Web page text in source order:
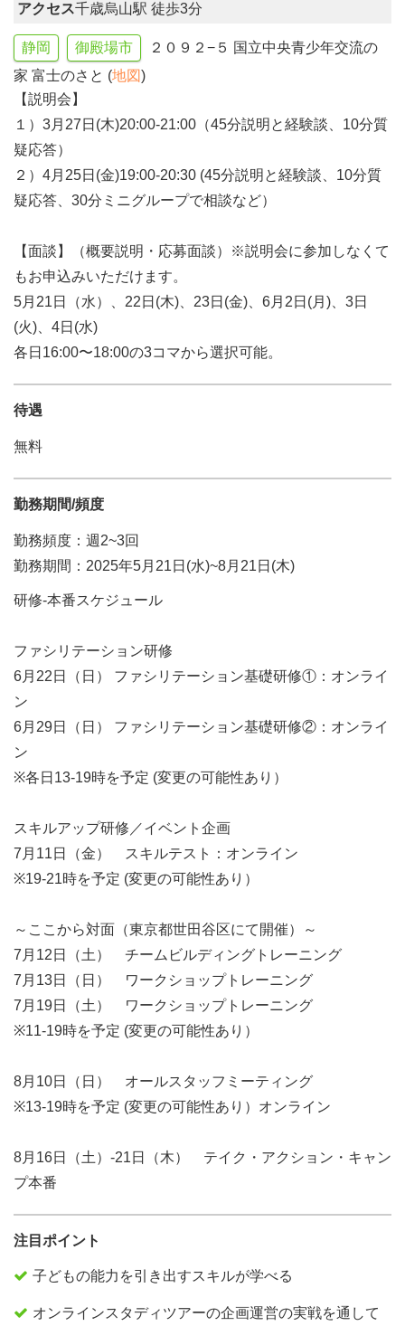
アクセス千歳烏山駅 徒歩3分
静岡 御殿場市
２０９２−５ 国立中央青少年交流の
家 富士のさと (地図)
【説明会】
１）3月27日(木)20:00-21:00（45分説明と経験談、10分質
疑応答）
２）4月25日(金)19:00-20:30 (45分説明と経験談、10分質
疑応答、30分ミニグループで相談など）
【面談】（概要説明・応募面談）※説明会に参加しなくて
もお申込みいただけます。
5月21日（水）、22日(木)、23日(金)、6月2日(月)、3日
(火)、4日(水)
各日16:00〜18:00の3コマから選択可能。
待遇
無料
勤務期間/頻度
勤務頻度：週2~3回
勤務期間：2025年5月21日(水)~8月21日(木)
研修-本番スケジュール
ファシリテーション研修
6月22日（日） ファシリテーション基礎研修①：オンライ
ン
6月29日（日） ファシリテーション基礎研修②：オンライ
ン
※各日13-19時を予定 (変更の可能性あり）
スキルアップ研修／イベント企画
7月11日（金） スキルテスト：オンライン
※19-21時を予定 (変更の可能性あり）
～ここから対面（東京都世田谷区にて開催）～
7月12日（土） チームビルディングトレーニング
7月13日（日） ワークショップトレーニング
7月19日（土） ワークショップトレーニング
※11-19時を予定 (変更の可能性あり）
8月10日（日） オールスタッフミーティング
※13-19時を予定 (変更の可能性あり）オンライン
8月16日（土）-21日（木） テイク・アクション・キャン
プ本番
注目ポイント
子どもの能力を引き出すスキルが学べる
オンラインスタディツアーの企画運営の実戦を通して